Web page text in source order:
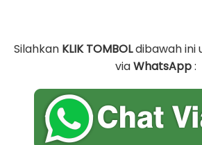
Silahkan KLIK TOMBOLdibawah ini
viaWhatsApp: